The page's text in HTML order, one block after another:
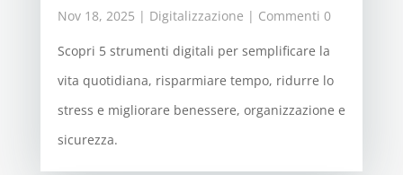
Nov 18, 2025 | Digitalizzazione | Commenti 0
Scopri 5 strumenti digitali per semplificare la
vita quotidiana, risparmiare tempo, ridurre lo
stress e migliorare benessere, organizzazione e
sicurezza.